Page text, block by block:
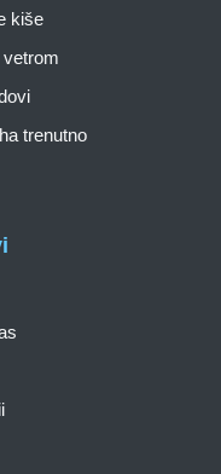
kiše
trenutno